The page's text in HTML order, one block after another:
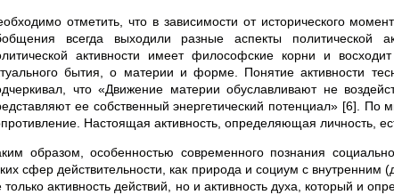
отметить, что в зависимости от исторического
всегда выходили разные аспекты политической
активности имеет философские корни и
бытия, о материи и форме. Понятие активности
что «Движение материи обуславливают не
ее собственный энергетический потенциал» [6]. По
Настоящая активность, определяющая личность,
образом, особенностью современного познания
сфер действительности, как природа и социум с
только активность действий, но и активность духа, который и